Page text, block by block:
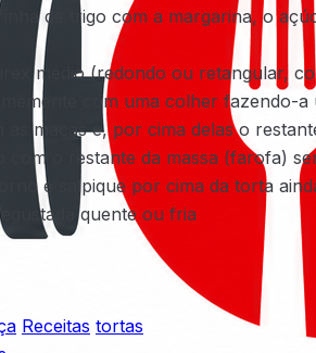
de trigo com a margarina, o
médio (redondo ou retangular,
com uma colher fazendo-a
as maças e, por cima delas o
com o restante da massa (farofa)
e salpique por cima da torta
quente ou fria
Receitas tortas